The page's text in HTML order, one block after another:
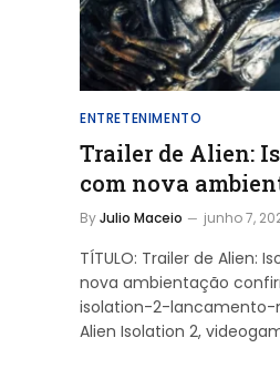
ENTRETENIMENTO
Trailer de Alien:
com nova
ByJulio Maceio junho 7,
TÍTULO: Trailer de Alien:
nova ambientação
isolation-2-lancamento-
Alien Isolation 2,